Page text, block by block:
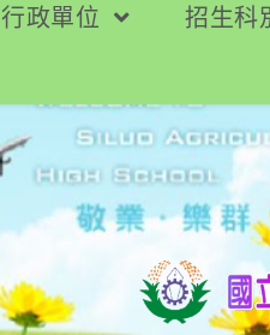
行政單位 招生科